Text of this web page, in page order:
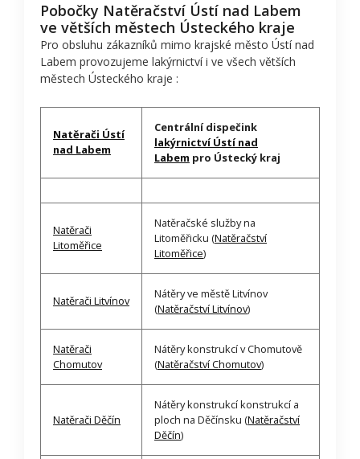
Pobočky Natěračství Ústí nad Labem
ve větších městech Ústeckého kraje
Pro obsluhu zákazníků mimo krajské město Ústí nad
Labem provozujeme lakýrnictví i ve všech větších
městech Ústeckého kraje :
Natěrači Ústí
nad Labem
Centrální dispečink
lakýrnictví Ústí nad
Labem pro Ústecký kraj
Natěrači
Litoměřice
Natěračské služby na
Litoměřicku (Natěračství
Litoměřice)
Natěrači Litvínov
Nátěry ve městě Litvínov
(Natěračství Litvínov)
Natěrači
Chomutov
Nátěry konstrukcí v Chomutově
(Natěračství Chomutov)
Natěrači Děčín
Nátěry konstrukcí konstrukcí a
ploch na Děčínsku (Natěračství
Děčín)